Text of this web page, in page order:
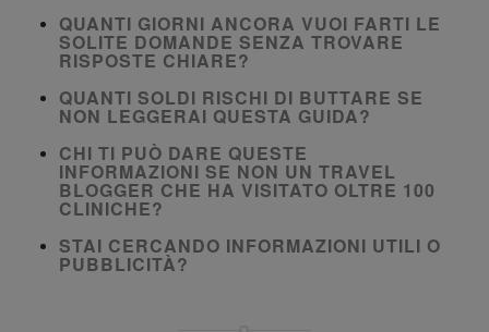
QUANTI GIORNI ANCORA VUOI FARTI LE
SOLITE DOMANDE SENZA TROVARE
RISPOSTE CHIARE?
QUANTI SOLDI RISCHI DI BUTTARE SE
NON LEGGERAI QUESTA GUIDA?
CHI TI PUÒ DARE QUESTE
INFORMAZIONI SE NON UN TRAVEL
BLOGGER CHE HA VISITATO OLTRE 100
CLINICHE?
STAI CERCANDO INFORMAZIONI UTILI O
PUBBLICITÀ?